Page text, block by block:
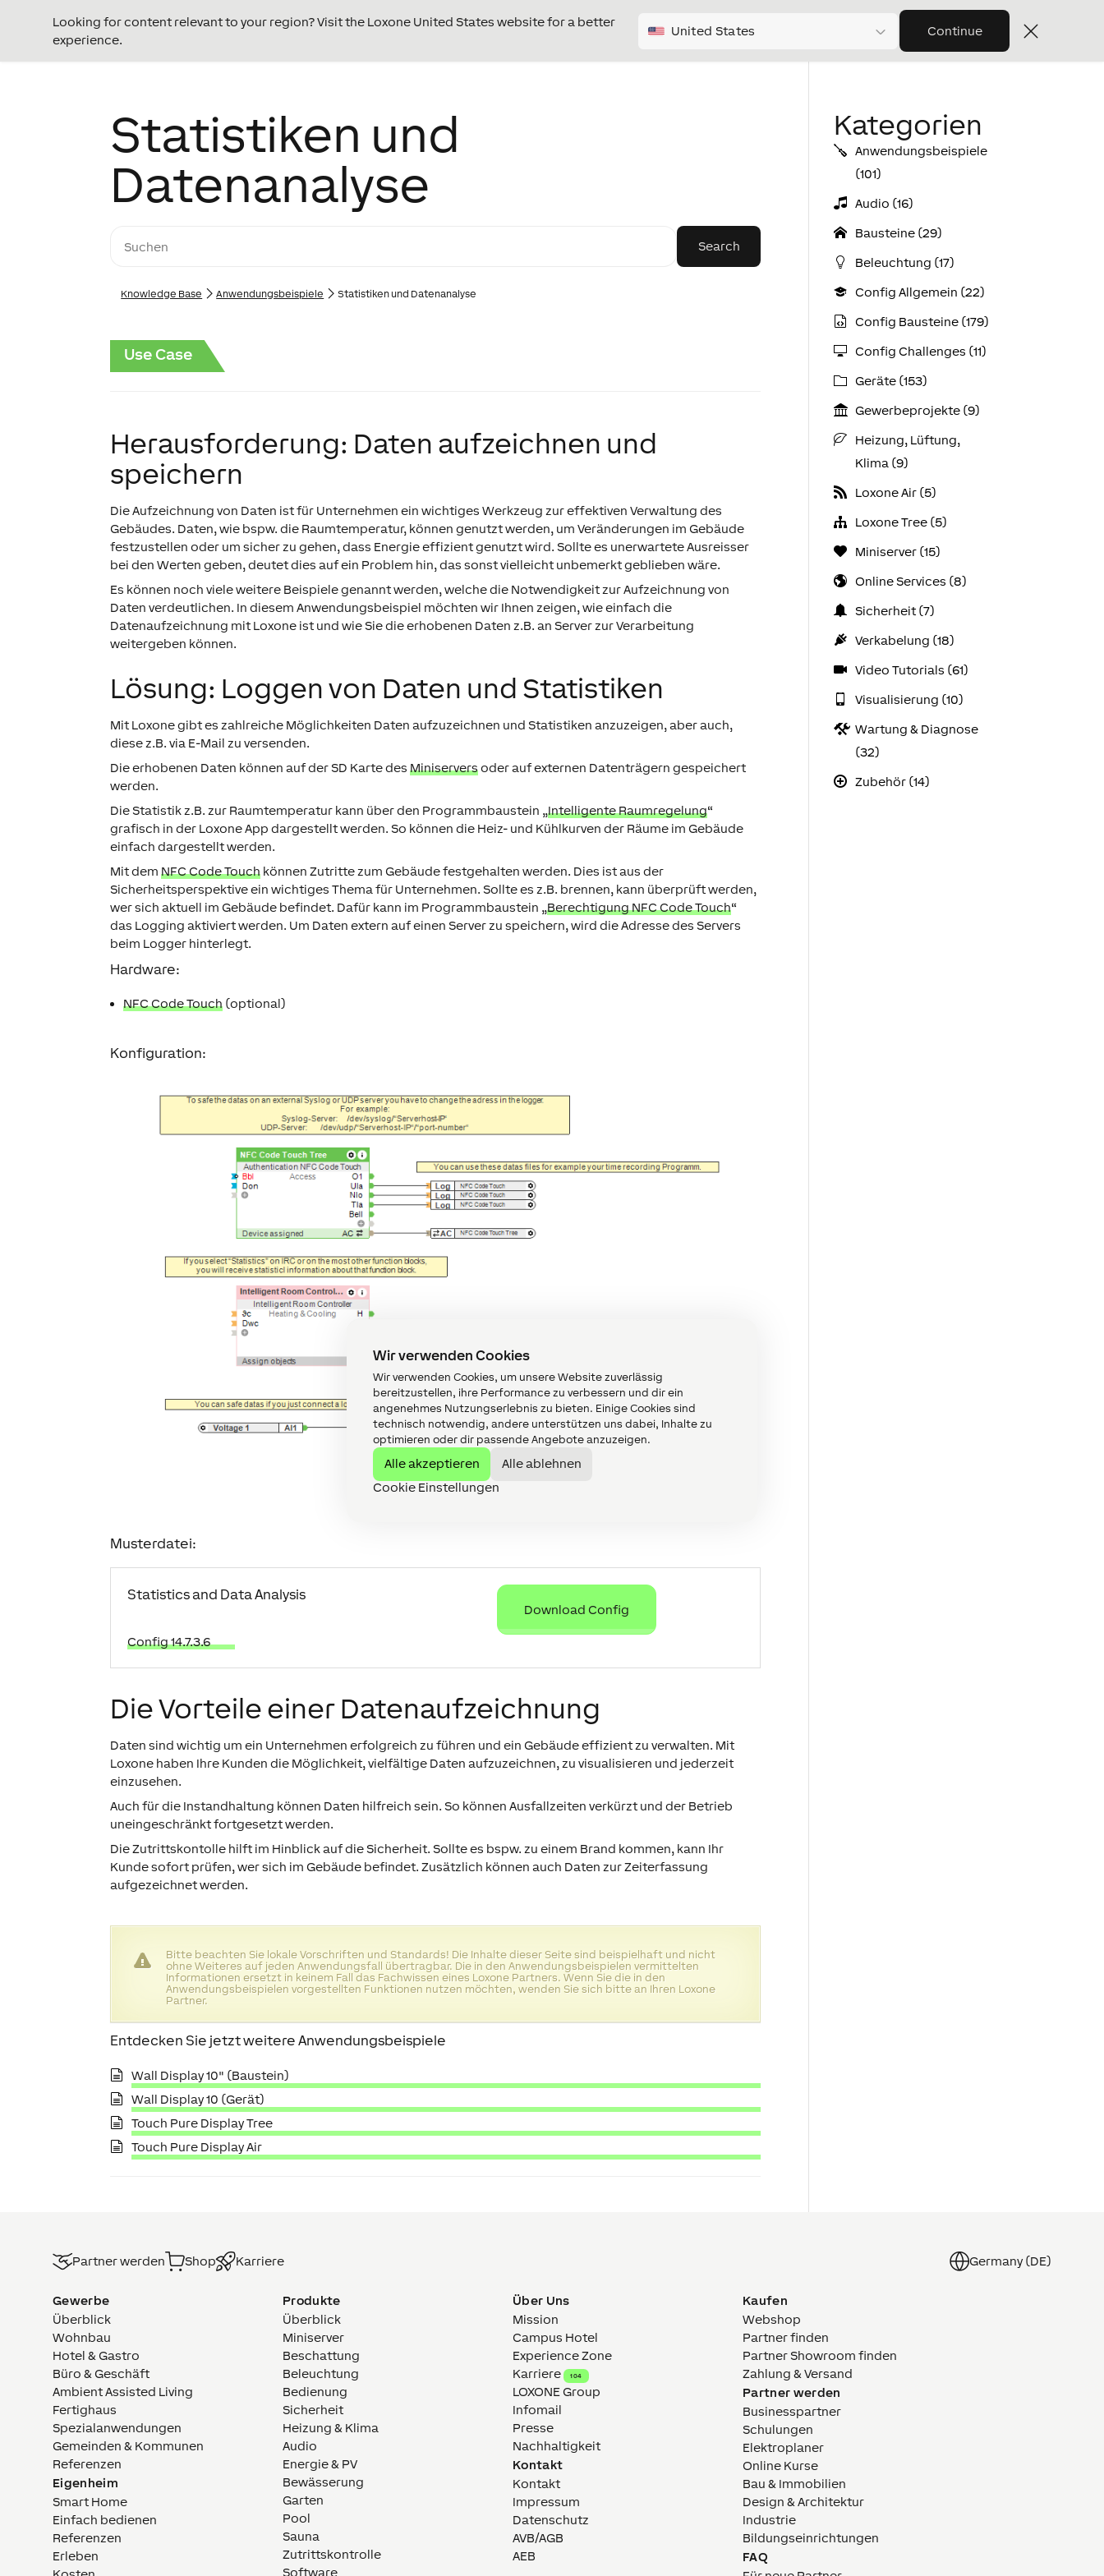
Wir verwenden Cookies
Wir verwenden Cookies, um unsere Website zuverlässig
bereitzustellen, ihre Performance zu verbessern und dir ein
angenehmes Nutzungserlebnis zu bieten. Einige Cookies sind
technisch notwendig, andere unterstützen uns dabei, Inhalte zu
optimieren oder dir passende Angebote anzuzeigen.
Alle akzeptieren
Alle ablehnen
Cookie Einstellungen
Looking for content relevant to your region? Visit the Loxone United States website for a better
experience.
United States Continue
Statistiken und
Datenanalyse
Knowledge Base Anwendungs­­­beispiele Statistiken und Datenanalyse
Use Case
Herausforderung: Daten aufzeichnen und
speichern
Die Aufzeichnung von Daten ist für Unternehmen ein wichtiges Werkzeug zur effektiven Verwaltung des
Gebäudes. Daten, wie bspw. die Raumtemperatur, können genutzt werden, um Veränderungen im Gebäude
festzustellen oder um sicher zu gehen, dass Energie effizient genutzt wird. Sollte es unerwartete Ausreisser
bei den Werten geben, deutet dies auf ein Problem hin, das sonst vielleicht unbemerkt geblieben wäre.
Es können noch viele weitere Beispiele genannt werden, welche die Notwendigkeit zur Aufzeichnung von
Daten verdeutlichen. In diesem Anwendungsbeispiel möchten wir Ihnen zeigen, wie einfach die
Datenaufzeichnung mit Loxone ist und wie Sie die erhobenen Daten z.B. an Server zur Verarbeitung
weitergeben können.
Lösung: Loggen von Daten und Statistiken
Mit Loxone gibt es zahlreiche Möglichkeiten Daten aufzuzeichnen und Statistiken anzuzeigen, aber auch,
diese z.B. via E-Mail zu versenden.
Die erhobenen Daten können auf der SD Karte desMiniserversoder auf externen Datenträgern gespeichert
werden.
Die Statistik z.B. zur Raumtemperatur kann über den Programmbaustein „Intelligente Raumregelung“
grafisch in der Loxone App dargestellt werden. So können die Heiz- und Kühlkurven der Räume im Gebäude
einfach dargestellt werden.
Mit demNFC Code Touch können Zutritte zum Gebäude festgehalten werden. Dies ist aus der
Sicherheitsperspektive ein wichtiges Thema für Unternehmen. Sollte es z.B. brennen, kann überprüft werden,
wer sich aktuell im Gebäude befindet. Dafür kann im Programmbaustein „Berechtigung NFC Code Touch“
das Logging aktiviert werden. Um Daten extern auf einen Server zu speichern, wird die Adresse des Servers
beim Logger hinterlegt.
Hardware:
NFC Code Touch (optional)
Konfiguration:
Musterdatei:
Statistics and Data Analysis
Config 14.7.3.6
Download Config
Die Vorteile einer Datenaufzeichnung
Daten sind wichtig um ein Unternehmen erfolgreich zu führen und ein Gebäude effizient zu verwalten. Mit
Loxone haben Ihre Kunden die Möglichkeit, vielfältige Daten aufzuzeichnen, zu visualisieren und jederzeit
einzusehen.
Auch für die Instandhaltung können Daten hilfreich sein. So können Ausfallzeiten verkürzt und der Betrieb
uneingeschränkt fortgesetzt werden.
Die Zutrittskontolle hilft im Hinblick auf die Sicherheit. Sollte es bspw. zu einem Brand kommen, kann Ihr
Kunde sofort prüfen, wer sich im Gebäude befindet. Zusätzlich können auch Daten zur Zeiterfassung
aufgezeichnet werden.
Bitte beachten Sie lokale Vorschriften und Standards! Die Inhalte dieser Seite sind beispielhaft und nicht
ohne Weiteres auf jeden Anwendungsfall übertragbar. Die in den Anwendungsbeispielen vermittelten
Informationen ersetzt in keinem Fall das Fachwissen eines Loxone Partners. Wenn Sie die in den
Anwendungsbeispielen vorgestellten Funktionen nutzen möchten, wenden Sie sich bitte an Ihren Loxone
Partner.
Entdecken Sie jetzt weitere Anwendungsbeispiele
Wall Display 10" (Baustein)
Wall Display 10 (Gerät)
Touch Pure Display Tree
Touch Pure Display Air
Kategorien
Anwendungs­­­beispiele
(101)
Audio (16)
Bausteine (29)
Beleuchtung (17)
Config Allgemein (22)
Config Bausteine (179)
Config Challenges (11)
Geräte (153)
Gewerbeprojekte (9)
Heizung, Lüftung,
Klima (9)
Loxone Air (5)
Loxone Tree (5)
Miniserver (15)
Online Services (8)
Sicherheit (7)
Verkabelung (18)
Video Tutorials (61)
Visualisierung (10)
Wartung & Diagnose
(32)
Zubehör (14)
Partner werden Shop Karriere Germany (DE)
Gewerbe
Überblick
Wohnbau
Hotel & Gastro
Büro & Geschäft
Ambient Assisted Living
Fertighaus
Spezialanwendungen
Gemeinden & Kommunen
Referenzen
Eigenheim
Smart Home
Einfach bedienen
Referenzen
Erleben
Produkte
Überblick
Miniserver
Beschattung
Beleuchtung
Bedienung
Sicherheit
Heizung & Klima
Audio
Energie & PV
Bewässerung
Garten
Pool
Sauna
Zutrittskontrolle
Software
Über Uns
Mission
Campus Hotel
Experience Zone
Karriere
104
LOXONE Group
Infomail
Presse
Nachhaltigkeit
Kontakt
Kontakt
Impressum
Datenschutz
AVB/AGB
AEB
Kaufen
Webshop
Partner finden
Partner Showroom finden
Zahlung & Versand
Partner werden
Businesspartner
Schulungen
Elektroplaner
Online Kurse
Bau & Immobilien
Design & Architektur
Industrie
Bildungs­­einrich­tungen
FAQ